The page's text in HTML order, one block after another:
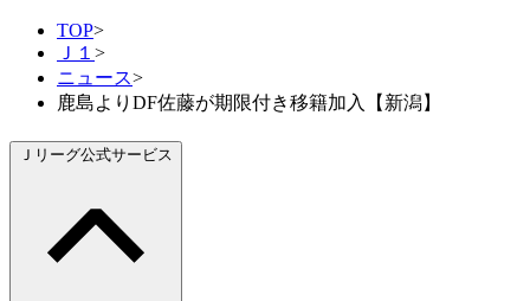
TOP>
Ｊ１ >
ニュース>
鹿島よりDF佐藤が期限付き移籍加入【新潟】
Ｊリーグ公式サービス